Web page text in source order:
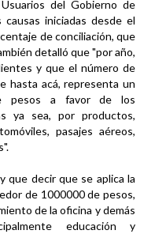
del Gobierno de
iniciadas desde el
de conciliación, que
detalló que "por año,
y que el número de
hasta acá, representa un
pesos a favor de los
ya sea, por productos,
pasajes aéreos,
que decir que se aplica la
de 1000000 de pesos,
de la oficina y demás
educación y